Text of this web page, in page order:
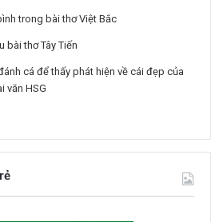
trong bài thơ Việt Bắc
bài thơ Tây Tiến
cá để thấy phát hiện về cái đẹp của
văn HSG